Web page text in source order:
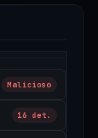
Malicioso
16 det.